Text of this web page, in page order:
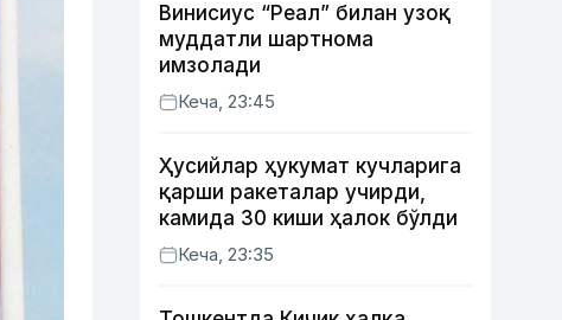
Винисиус “Реал” билан узоқ
муддатли шартнома
имзолади
Кеча, 23:45
Ҳусийлар ҳукумат кучларига
қарши ракеталар учирди,
камида 30 киши ҳалок бўлди
Кеча, 23:35